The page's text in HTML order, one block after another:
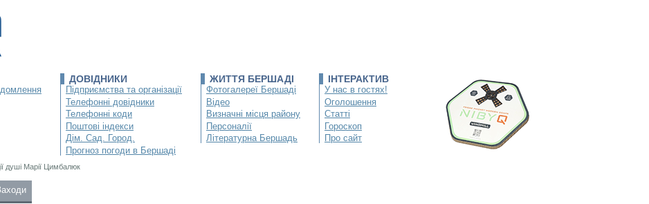
ДОВІДНИКИ
Підприємства та організації
Телефонні довідники
Телефонні коди
Поштові індекси
Дім. Сад. Город.
Прогноз погоди в Бершаді
ЖИТТЯ БЕРШАДІ
Фотогалереї Бершаді
Відео
Визначні місця району
Персоналії
Літературна Бершадь
ІНТЕРАКТИВ
У нас в гостях!
Оголошення
Статті
Гороскоп
Про сайт
душі Марії Цимбалюк